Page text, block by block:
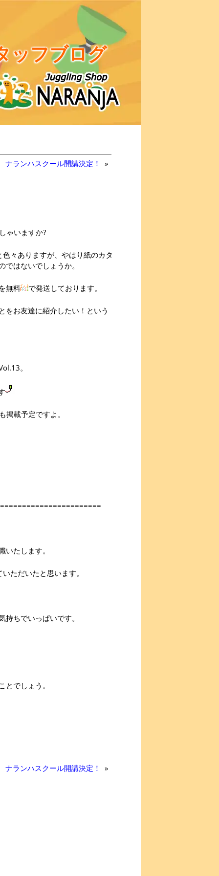
ッフブログ
ナランハスクール開講決定！ »
ゃいますか?
々ありますが、やはり紙のカタ
はないでしょうか。
無料 で発送しております。
をお友達に紹介したい！という
。
載予定ですよ。
たします。
ただいたと思います。
ちでいっぱいです。
でしょう。
ナランハスクール開講決定！ »